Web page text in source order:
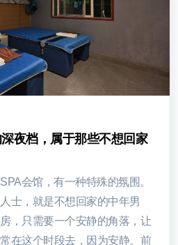
夜档，属于那些不想回家
会馆，有一种特殊的氛围。
士，就是不想回家的中年男
，只需要一个安静的角落，让
在这个时段去，因为安静。前